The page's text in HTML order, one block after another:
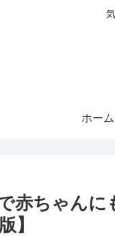
ホーム
赤ちゃん
】